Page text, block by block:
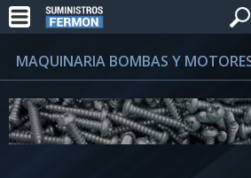
MAQUINARIA BOMBAS Y